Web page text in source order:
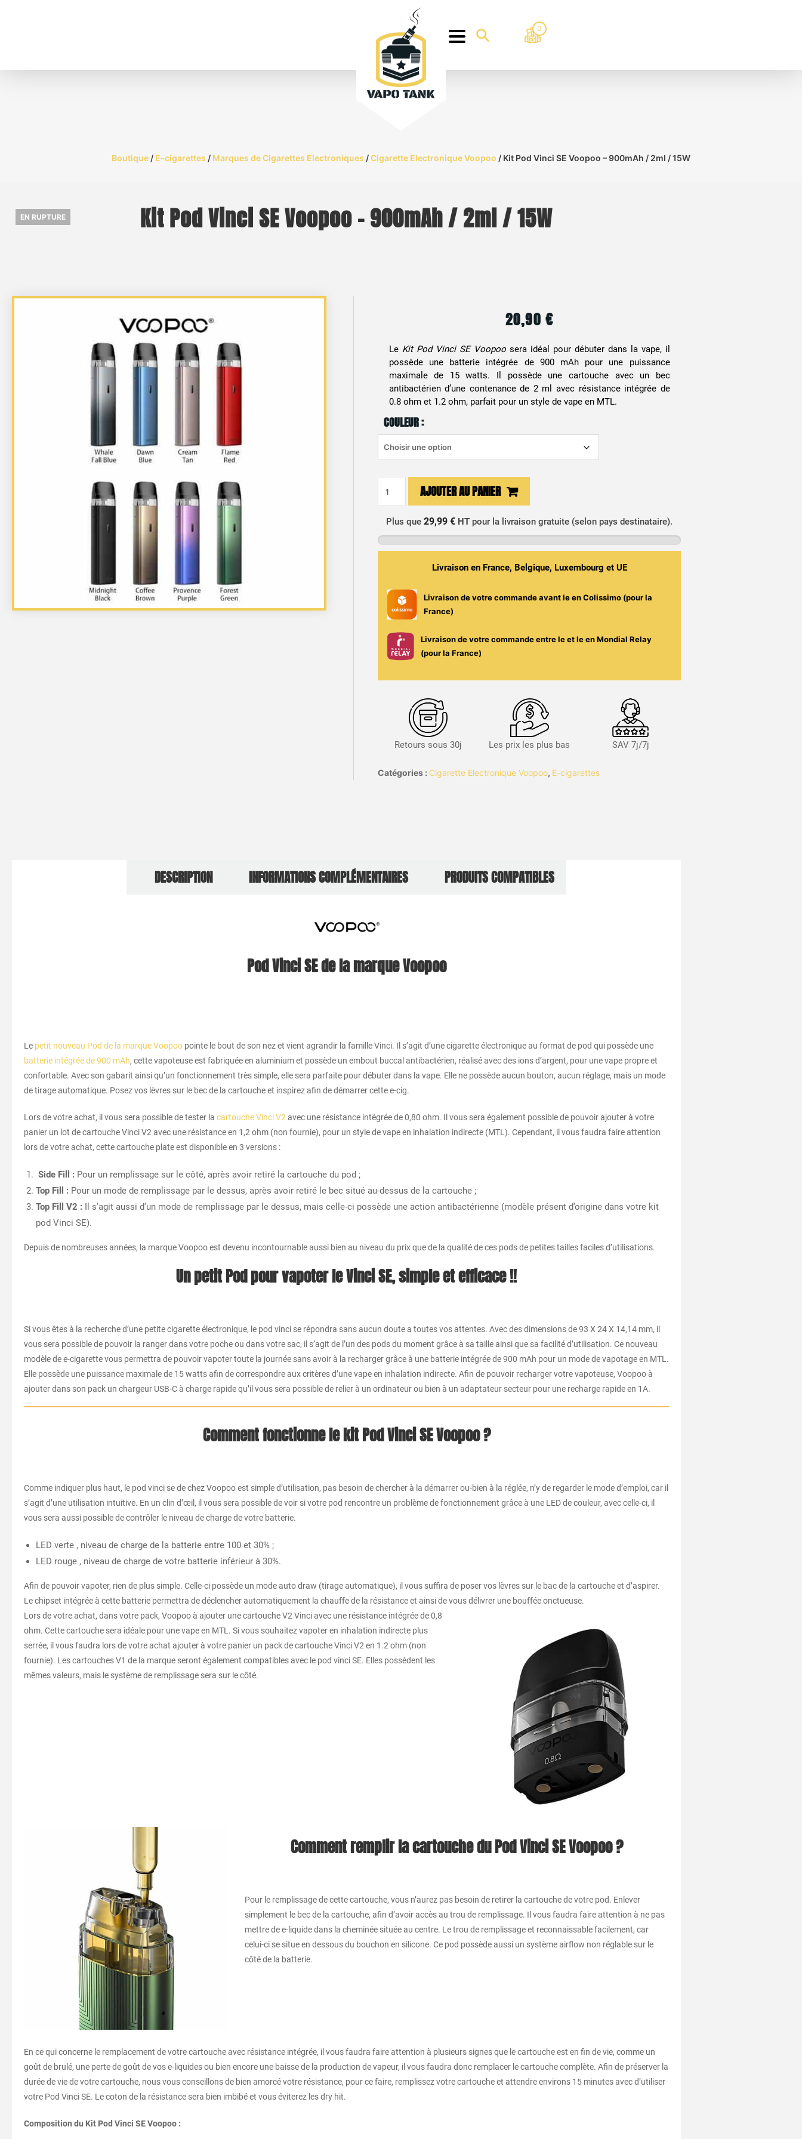
0
Boutique / E-cigarettes / Marques de Cigarettes Electroniques /Cigarette Electronique Voopoo / Kit Pod Vinci SE Voopoo – 900mAh / 2ml / 15W
Kit Pod Vinci SE Voopoo – 900mAh / 2ml / 15W
EN RUPTURE
20,90 €
Le Kit Pod Vinci SE Voopoosera idéal pour débuter dans la vape, il
possède une batterie intégrée de 900 mAh pour une puissance
maximale de 15 watts. Il possède une cartouche avec un bec
antibactérien d’une contenance de 2 ml avec résistance intégrée de
0.8 ohm et 1.2 ohm, parfait pour un style de vape en MTL.
COULEUR :
Pod
Vinci
SE
900mAh
2ml
15W
AJOUTER AU PANIER
Plus que29,99 € HT pour la livraison gratuite (selon pays destinataire).
Livraison en France, Belgique, Luxembourg et UE
Livraison de votre commande avant leen Colissimo (pour la
France)
Livraison de votre commande entre leet leen Mondial Relay
(pour la France)
Retours sous 30j Les prix les plus bas SAV 7j/7j
Catégories : Cigarette Electronique Voopoo, E-cigarettes
DESCRIPTION INFORMATIONS COMPLÉMENTAIRES PRODUITS COMPATIBLES
Pod Vinci SE de la marque Voopoo
Le petit nouveau Pod de la marque Voopoo pointe le bout de son nez et vient agrandir la famille Vinci. Il s’agit d’une cigarette électronique au format de pod qui possède une
batterie intégrée de 900 mAh, cette vapoteuse est fabriquée en aluminium et possède un embout buccal antibactérien, réalisé avec des ions d’argent, pour une vape propre et
confortable. Avec son gabarit ainsi qu’un fonctionnement très simple, elle sera parfaite pour débuter dans la vape. Elle ne possède aucun bouton, aucun réglage, mais un mode
de tirage automatique. Posez vos lèvres sur le bec de la cartouche et inspirez afin de démarrer cette e-cig.
Lors de votre achat, il vous sera possible de tester la cartouche Vinci V2 avec une résistance intégrée de 0,80 ohm. Il vous sera également possible de pouvoir ajouter à votre
panier un lot de cartouche Vinci V2 avec une résistance en 1,2 ohm (non fournie), pour un style de vape en inhalation indirecte (MTL). Cependant, il vous faudra faire attention
lors de votre achat, cette cartouche plate est disponible en 3 versions :
Side Fill : Pour un remplissage sur le côté, après avoir retiré la cartouche du pod ;
Top Fill : Pour un mode de remplissage par le dessus, après avoir retiré le bec situé au-dessus de la cartouche ;
Top Fill V2 : Il s’agit aussi d’un mode de remplissage par le dessus, mais celle-ci possède une action antibactérienne (modèle présent d’origine dans votre kit
pod Vinci SE).
Depuis de nombreuses années, la marque Voopoo est devenu incontournable aussi bien au niveau du prix que de la qualité de ces pods de petites tailles faciles d’utilisations.
Un petit Pod pour vapoter le Vinci SE, simple et efficace !!
Si vous êtes à la recherche d’une petite cigarette électronique, le pod vinci se répondra sans aucun doute a toutes vos attentes. Avec des dimensions de 93 X 24 X 14,14 mm, il
vous sera possible de pouvoir la ranger dans votre poche ou dans votre sac, il s’agit de l’un des pods du moment grâce à sa taille ainsi que sa facilité d’utilisation. Ce nouveau
modèle de e-cigarette vous permettra de pouvoir vapoter toute la journée sans avoir à la recharger grâce à une batterie intégrée de 900 mAh pour un mode de vapotage en MTL.
Elle possède une puissance maximale de 15 watts afin de correspondre aux critères d’une vape en inhalation indirecte. Afin de pouvoir recharger votre vapoteuse, Voopoo à
ajouter dans son pack un chargeur USB-C à charge rapide qu’il vous sera possible de relier à un ordinateur ou bien à un adaptateur secteur pour une recharge rapide en 1A.
Comment fonctionne le kit Pod Vinci SE Voopoo ?
Comme indiquer plus haut, le pod vinci se de chez Voopoo est simple d’utilisation, pas besoin de chercher à la démarrer ou-bien à la réglée, n’y de regarder le mode d’emploi, car il
s’agit d’une utilisation intuitive. En un clin d’œil, il vous sera possible de voir si votre pod rencontre un problème de fonctionnement grâce à une LED de couleur, avec celle-ci, il
vous sera aussi possible de contrôler le niveau de charge de votre batterie.
LED verte , niveau de charge de la batterie entre 100 et 30% ;
LED rouge , niveau de charge de votre batterie inférieur à 30%.
Afin de pouvoir vapoter, rien de plus simple. Celle-ci possède un mode auto draw (tirage automatique), il vous suffira de poser vos lèvres sur le bac de la cartouche et d’aspirer.
Le chipset intégrée à cette batterie permettra de déclencher automatiquement la chauffe de la résistance et ainsi de vous délivrer une bouffée onctueuse.
Lors de votre achat, dans votre pack, Voopoo à ajouter une cartouche V2 Vinci avec une résistance intégrée de 0,8
ohm. Cette cartouche sera idéale pour une vape en MTL. Si vous souhaitez vapoter en inhalation indirecte plus
serrée, il vous faudra lors de votre achat ajouter à votre panier un pack de cartouche Vinci V2 en 1.2 ohm (non
fournie). Les cartouches V1 de la marque seront également compatibles avec le pod vinci SE. Elles possèdent les
mêmes valeurs, mais le système de remplissage sera sur le côté.
Comment remplir la cartouche du Pod Vinci SE Voopoo ?
Pour le remplissage de cette cartouche, vous n’aurez pas besoin de retirer la cartouche de votre pod. Enlever
simplement le bec de la cartouche, afin d’avoir accès au trou de remplissage. Il vous faudra faire attention à ne pas
mettre de e-liquide dans la cheminée située au centre. Le trou de remplissage et reconnaissable facilement, car
celui-ci se situe en dessous du bouchon en silicone. Ce pod possède aussi un système airflow non réglable sur le
côté de la batterie.
En ce qui concerne le remplacement de votre cartouche avec résistance intégrée, il vous faudra faire attention à plusieurs signes que le cartouche est en fin de vie, comme un
goût de brulé, une perte de goût de vos e-liquides ou bien encore une baisse de la production de vapeur, il vous faudra donc remplacer le cartouche complète. Afin de préserver la
durée de vie de votre cartouche, nous vous conseillons de bien amorcé votre résistance, pour ce faire, remplissez votre cartouche et attendre environs 15 minutes avec d’utiliser
votre Pod Vinci SE. Le coton de la résistance sera bien imbibé et vous éviterez les dry hit.
Composition du Kit Pod Vinci SE Voopoo :